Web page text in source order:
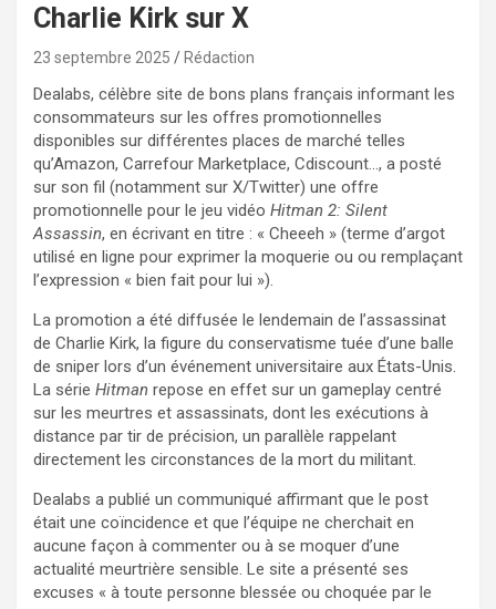
Charlie Kirk sur X
23 septembre 2025 Rédaction
Dealabs, célèbre site de bons plans français informant les
consommateurs sur les offres promotionnelles
disponibles sur différentes places de marché telles
qu’Amazon, Carrefour Marketplace, Cdiscount…, a posté
sur son fil (notamment sur X/Twitter) une offre
promotionnelle pour le jeu vidéo Hitman 2: Silent
Assassin, en écrivant en titre : « Cheeeh » (terme d’argot
utilisé en ligne pour exprimer la moquerie ou ou remplaçant
l’expression « bien fait pour lui »).
La promotion a été diffusée le lendemain de l’assassinat
de Charlie Kirk, la figure du conservatisme tuée d’une balle
de sniper lors d’un événement universitaire aux États-Unis.
La série Hitman repose en effet sur un gameplay centré
sur les meurtres et assassinats, dont les exécutions à
distance par tir de précision, un parallèle rappelant
directement les circonstances de la mort du militant.
Dealabs a publié un communiqué affirmant que le post
était une coïncidence et que l’équipe ne cherchait en
aucune façon à commenter ou à se moquer d’une
actualité meurtrière sensible. Le site a présenté ses
excuses « à toute personne blessée ou choquée par le